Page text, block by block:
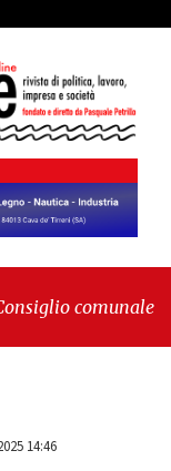
comunale
ammessa
14:46